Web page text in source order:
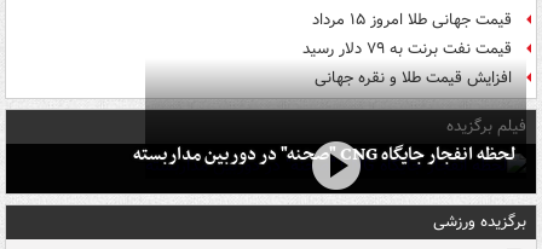
قیمت جهانی طلا امروز ۱۵ مرداد
قیمت نفت برنت به ۷۹ دلار رسید
افزایش قیمت طلا و نقره جهانی
فیلم برگزیده
لحظه انفجار جایگاه CNG "صحنه" در دوربین مداربسته
برگزیده ورزشی